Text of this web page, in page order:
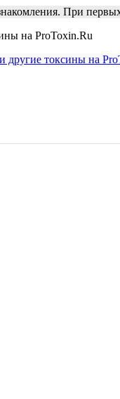
При
на ProToxin.Ru